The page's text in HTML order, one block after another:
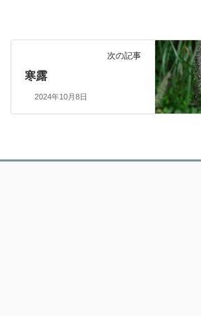
次の記事
寒露
2024年10月8日